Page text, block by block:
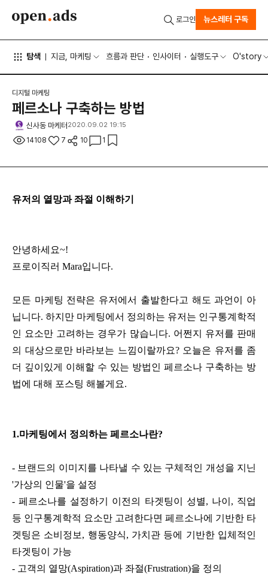
탐색 지금, 마케팅 흐름과 판단 인사이터 실행도구 O'story
로그인 뉴스레터 구독
디지털 마케팅
페르소나 구축하는 방법
신사동 마케터 2020.09.02 19:15
14108 7 10 1
유저의 열망과 좌절 이해하기
안녕하세요~!
프로이직러 Mara입니다.
모든 마케팅 전략은 유저에서 출발한다고 해도 과언이 아
닙니다. 하지만 마케팅에서 정의하는 유저는 인구통계학적
인 요소만 고려하는 경우가 많습니다. 어쩐지 유저를 판매
의 대상으로만 바라보는 느낌이랄까요? 오늘은 유저를 좀
더 깊이있게 이해할 수 있는 방법인 페르소나 구축하는 방
법에 대해 포스팅 해볼게요.
1.마케팅에서 정의하는 페르소나란?
- 브랜드의 이미지를 나타낼 수 있는 구체적인 개성을 지닌
'가상의 인물'을 설정
- 페르소나를 설정하기 이전의 타겟팅이 성별, 나이, 직업
등 인구통계학적 요소만 고려한다면 페르소나에 기반한 타
겟팅은 소비정보, 행동양식, 가치관 등에 기반한 입체적인
타겟팅이 가능
- 고객의 열망(Aspiration)과 좌절(Frustration)을 정의